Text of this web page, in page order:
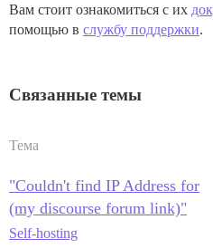
Вам стоит ознакомиться с их
помощью в службу поддержки.
Связанные темы
Тема
"Couldn't find IP Address for
(my discourse forum link)"
Self-hosting